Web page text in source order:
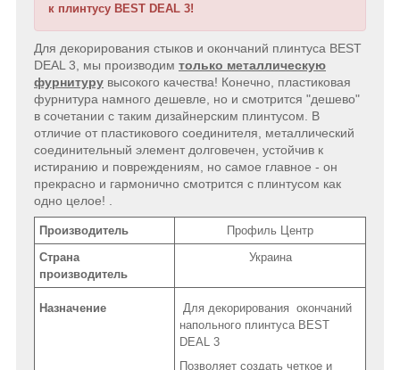
к плинтусу BEST DEAL 3!
Для декорирования стыков и окончаний плинтуса BEST
DEAL 3, мы производим только металлическую
фурнитуру высокого качества! Конечно, пластиковая
фурнитура намного дешевле, но и смотрится "дешево"
в сочетании с таким дизайнерским плинтусом. В
отличие от пластикового соединителя, металлический
соединительный элемент долговечен, устойчив к
истиранию и повреждениям, но самое главное - он
прекрасно и гармонично смотрится с плинтусом как
одно целое! .
Производитель
Профиль Центр
Страна
производитель
Украина
Назначение
Для декорирования окончаний
напольного плинтуса BEST
DEAL 3
Позволяет создать четкое и